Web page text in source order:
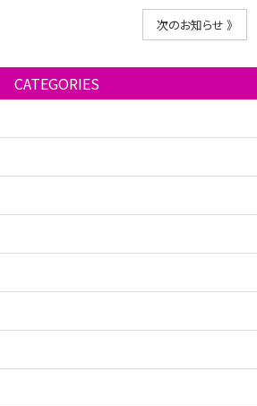
次のお知らせ 》
CATEGORIES